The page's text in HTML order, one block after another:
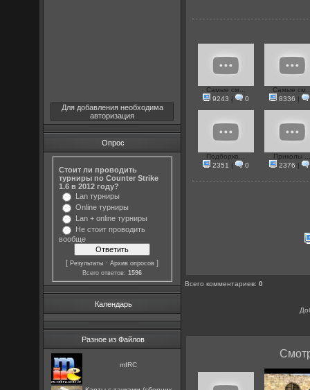
Для добавления необходима
авторизация
Опрос
Стоит ли проводить
турниры по Counter Strike
1.6 в 2012 году?
Lan турниры
Online турниры
Lan + online турниры
Не стоит проводить
вообще
[Результаты ·Архив опросов ]
Всего ответов:1596
Календарь
Разное из Файлов
mIRC
Самые см...
9243 | 0
Самые
8336 |
Подборка...
2351 | 0
Приколы
2376 |
Всего комментариев:0